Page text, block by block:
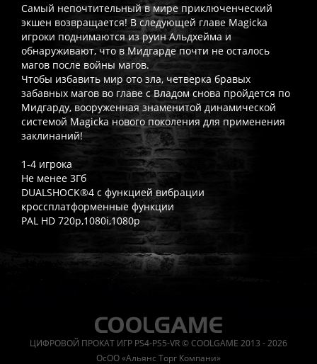
Самый непочтительный в мире приключенческий
экшен возвращается! В следующей главе Magicka
игроки поднимаются из руин Альдхейма и
обнаруживают, что в Мидгарде почти не осталось
магов после войны магов.
Чтобы избавить мир ото зла, четверка бравых
забавных магов во главе с Владом снова пройдется по
Мидгарду, вооруженная знаменитой динамической
системой Magicka нового поколения для применения
заклинаний!
1-4 игрока
Не менее 3Гб
DUALSHOCK®4 с функцией вибрации
кроссплатформенные функции
PAL HD 720p,1080i,1080p
Часто спрашивают
Работает ли русский язык? Если локализация игры для
Что если игра не запускается?Свяжитесь с нашей
ЦИФРОВОЙ ПРОКАТ ИГР PS4-PS5-VR © COOLGAME 2013 - 2026
ОсОО «Альянс Торг Компани»